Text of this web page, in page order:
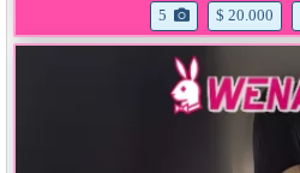
5 $ 20.000